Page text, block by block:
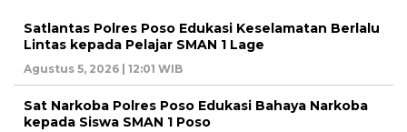
Satlantas Polres Poso Edukasi Keselamatan Berlalu
Lintas kepada Pelajar SMAN 1 Lage
Agustus 5, 2026 | 12:01 WIB
Sat Narkoba Polres Poso Edukasi Bahaya Narkoba
kepada Siswa SMAN 1 Poso